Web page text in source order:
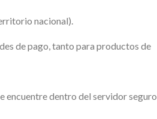
nacional).
de pago, tanto para productos de
encuentre dentro del servidor seguro